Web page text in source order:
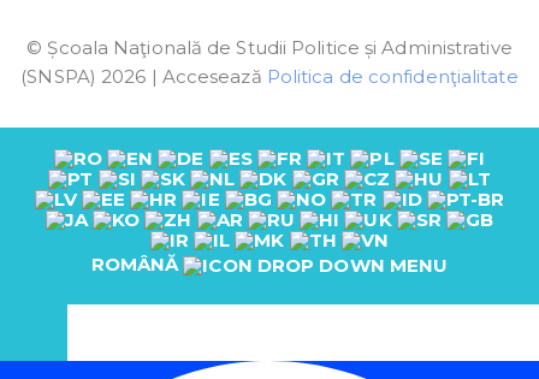
© Școala Naţională de Studii Politice și Administrative
(SNSPA) 2026 | Accesează Politica de confidenţialitate
ROMÂNĂ